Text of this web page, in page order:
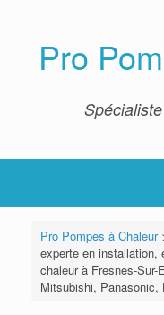
Pro
Pro Pompes à Chaleur
experte en installation,
chaleur à Fresnes-
Mitsubishi, Panasonic,